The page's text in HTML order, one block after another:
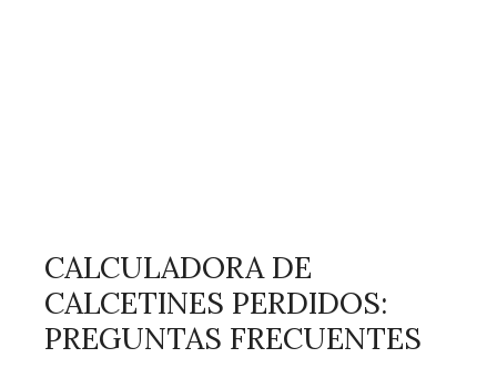
CALCULADORA DE
CALCETINES PERDIDOS:
PREGUNTAS FRECUENTES